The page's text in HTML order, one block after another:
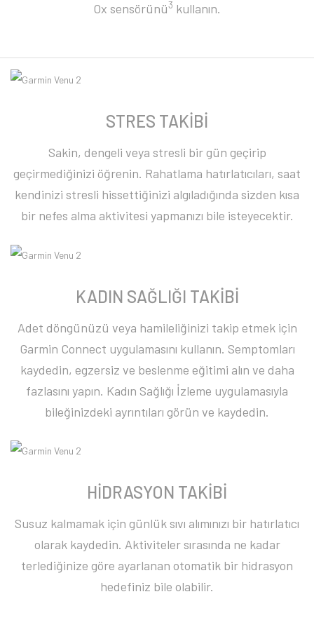
Ox sensörünü3 kullanın.
STRES TAKİBİ
Sakin, dengeli veya stresli bir gün geçirip
geçirmediğinizi öğrenin. Rahatlama hatırlatıcıları, saat
kendinizi stresli hissettiğinizi algıladığında sizden kısa
bir nefes alma aktivitesi yapmanızı bile isteyecektir.
KADIN SAĞLIĞI TAKİBİ
Adet döngünüzü veya hamileliğinizi takip etmek için
Garmin Connect uygulamasını kullanın. Semptomları
kaydedin, egzersiz ve beslenme eğitimi alın ve daha
fazlasını yapın. Kadın Sağlığı İzleme uygulamasıyla
bileğinizdeki ayrıntıları görün ve kaydedin.
HİDRASYON TAKİBİ
Susuz kalmamak için günlük sıvı alımınızı bir hatırlatıcı
olarak kaydedin. Aktiviteler sırasında ne kadar
terlediğinize göre ayarlanan otomatik bir hidrasyon
hedefiniz bile olabilir.